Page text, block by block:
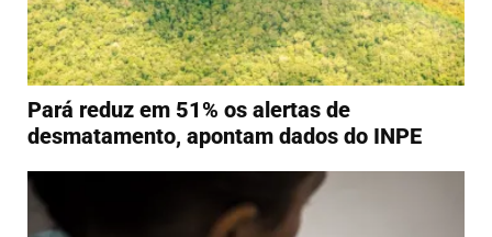
Pará reduz em 51% os alertas de
desmatamento, apontam dados do INPE